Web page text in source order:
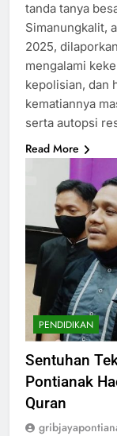
tanda tanya
Simanungkalit,
2025,
mengalami
kepolisian, dan
kematiannya
serta autopsi
Read More
PENDIDIKAN
Sentuhan
Pontianak
Quran